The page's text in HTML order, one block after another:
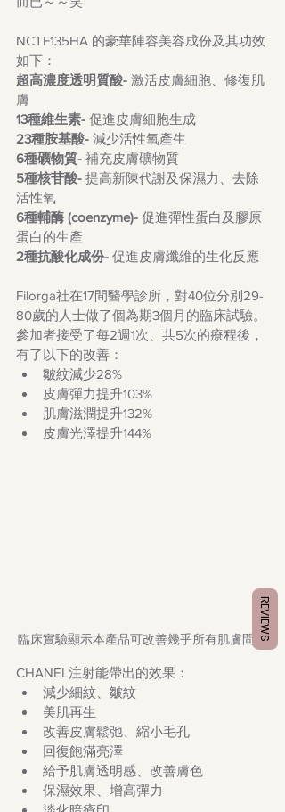
NCTF135HA 的豪華陣容美容成份及其功效
如下：
超高濃度透明質酸- 激活皮膚細胞、修復肌
膚
13種維生素- 促進皮膚細胞生成
23種胺基酸- 減少活性氧產生
6種礦物質- 補充皮膚礦物質
5種核苷酸- 提高新陳代謝及保濕力、去除
活性氧
6種輔酶 (coenzyme)- 促進彈性蛋白及膠原
蛋白的生產
2種抗酸化成份- 促進皮膚纖維的生化反應
Filorga社在17間醫學診所，對40位分別29-
80歲的人士做了個為期3個月的臨床試驗。
參加者接受了每2週1次、共5次的療程後，
有了以下的改善：
皺紋減少28%
皮膚彈力提升103%
肌膚滋潤提升132%
皮膚光澤提升144%
臨床實驗顯示本產品可改善幾乎所有肌膚問題
CHANEL注射能帶出的效果：
減少細紋、皺紋
美肌再生
改善皮膚鬆弛、縮小毛孔
回復飽滿亮澤
給予肌膚透明感、改善膚色
保濕效果、增高彈力
REVIEWS